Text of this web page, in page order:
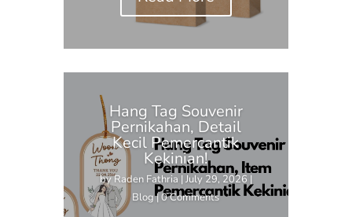
Hang Tag Souvenir
Pernikahan, Detail
Kecil Pemercantik
Kekinian!
byRaden Fathria | July 29, 2026 |
Blog| 0 Comments